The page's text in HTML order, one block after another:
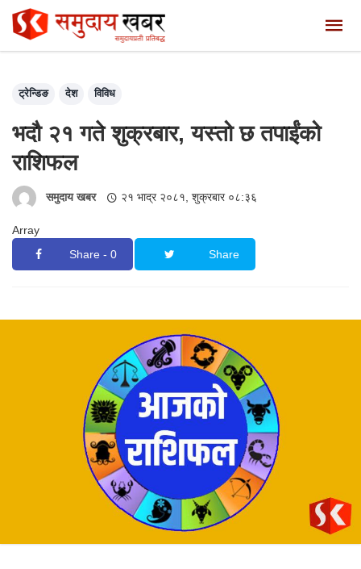
ट्रेन्डिङ देश विविध
भदौ २१ गते शुक्रबार, यस्तो छ तपाईंको
राशिफल
समुदाय खबर २१ भाद्र २०८१, शुक्रबार ०८:३६
Array
Share - 0
Share